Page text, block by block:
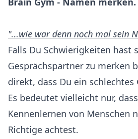
"...wie war denn noch mal sein
Falls Du Schwierigkeiten hast
Gesprächspartner zu merken
direkt, dass Du ein schlechtes
Es bedeutet vielleicht nur,
Kennenlernen von Menschen
Richtige achtest.